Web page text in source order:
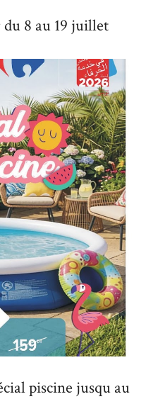
8 au 19 juillet
piscine jusqu au